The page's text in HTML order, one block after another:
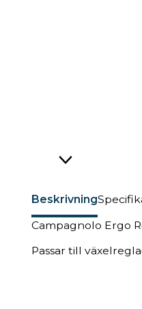
Beskrivning
Campagnolo Ergo
Passar till